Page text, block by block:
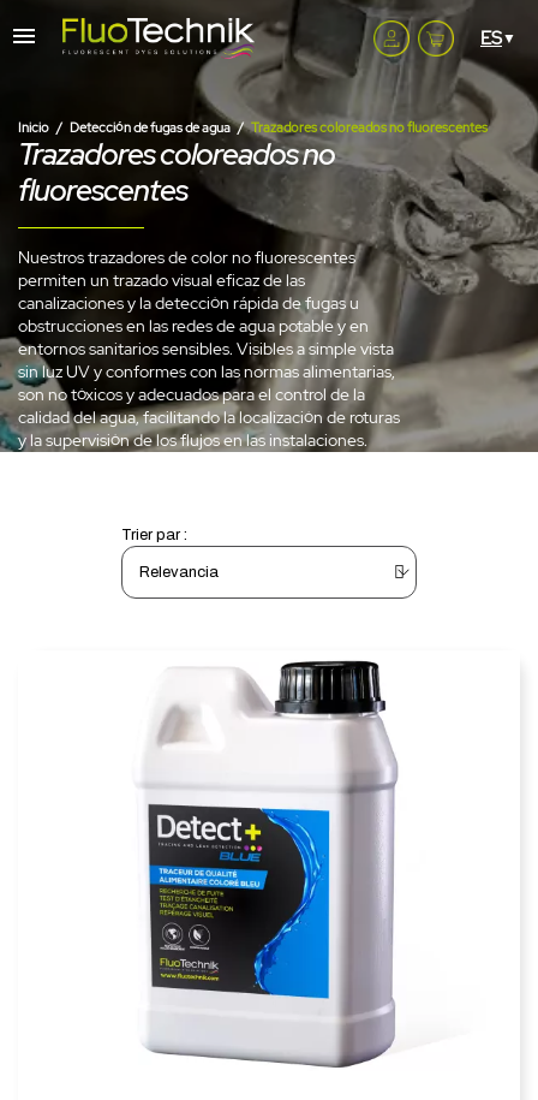
Inicio Detección de fugas de agua Trazadores coloreados no fluorescentes
Trazadores coloreados no
fluorescentes
Nuestros trazadores de color no fluorescentes
permiten un trazado visual eficaz de las
canalizaciones y la detección rápida de fugas u
obstrucciones en las redes de agua potable y en
entornos sanitarios sensibles. Visibles a simple vista
sin luz UV y conformes con las normas alimentarias,
son no tóxicos y adecuados para el control de la
calidad del agua, facilitando la localización de roturas
y la supervisión de los flujos en las instalaciones.
Trier par :